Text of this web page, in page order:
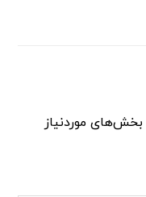
بخش‌های موردنیاز